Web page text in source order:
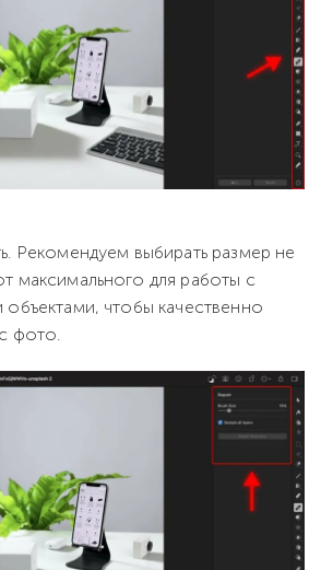
Рекомендуем выбирать размер не
максимального для работы с
чтобы качественно
фото.